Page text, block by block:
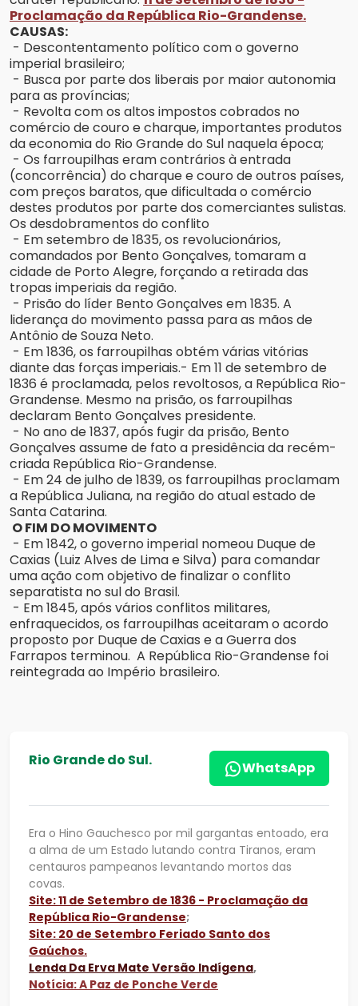
Proclamação da República Rio-Grandense.
CAUSAS:
- Descontentamento político com o governo
imperial brasileiro;
- Busca por parte dos liberais por maior autonomia
para as províncias;
- Revolta com os altos impostos cobrados no
comércio de couro e charque, importantes produtos
da economia do Rio Grande do Sul naquela época;
- Os farroupilhas eram contrários à entrada
(concorrência) do charque e couro de outros países,
com preços baratos, que dificultada o comércio
destes produtos por parte dos comerciantes sulistas.
Os desdobramentos do conflito
- Em setembro de 1835, os revolucionários,
comandados por Bento Gonçalves, tomaram a
cidade de Porto Alegre, forçando a retirada das
tropas imperiais da região.
- Prisão do líder Bento Gonçalves em 1835. A
liderança do movimento passa para as mãos de
Antônio de Souza Neto.
- Em 1836, os farroupilhas obtém várias vitórias
diante das forças imperiais.- Em 11 de setembro de
1836 é proclamada, pelos revoltosos, a República Rio-
Grandense. Mesmo na prisão, os farroupilhas
declaram Bento Gonçalves presidente.
- No ano de 1837, após fugir da prisão, Bento
Gonçalves assume de fato a presidência da recém-
criada República Rio-Grandense.
- Em 24 de julho de 1839, os farroupilhas proclamam
a República Juliana, na região do atual estado de
Santa Catarina.
O FIM DO MOVIMENTO
- Em 1842, o governo imperial nomeou Duque de
Caxias (Luiz Alves de Lima e Silva) para comandar
uma ação com objetivo de finalizar o conflito
separatista no sul do Brasil.
- Em 1845, após vários conflitos militares,
enfraquecidos, os farroupilhas aceitaram o acordo
proposto por Duque de Caxias e a Guerra dos
Farrapos terminou. A República Rio-Grandense foi
reintegrada ao Império brasileiro.
Rio Grande do Sul. WhatsApp
Era o Hino Gauchesco por mil gargantas entoado, era
a alma de um Estado lutando contra Tiranos, eram
centauros pampeanos levantando mortos das
covas.
Site: 11 de Setembro de 1836 - Proclamação da
República Rio-Grandense;
Site: 20 de Setembro Feriado Santo dos
Gaúchos.
Lenda Da Erva Mate Versão Indígena,
Notícia: A Paz de Ponche Verde